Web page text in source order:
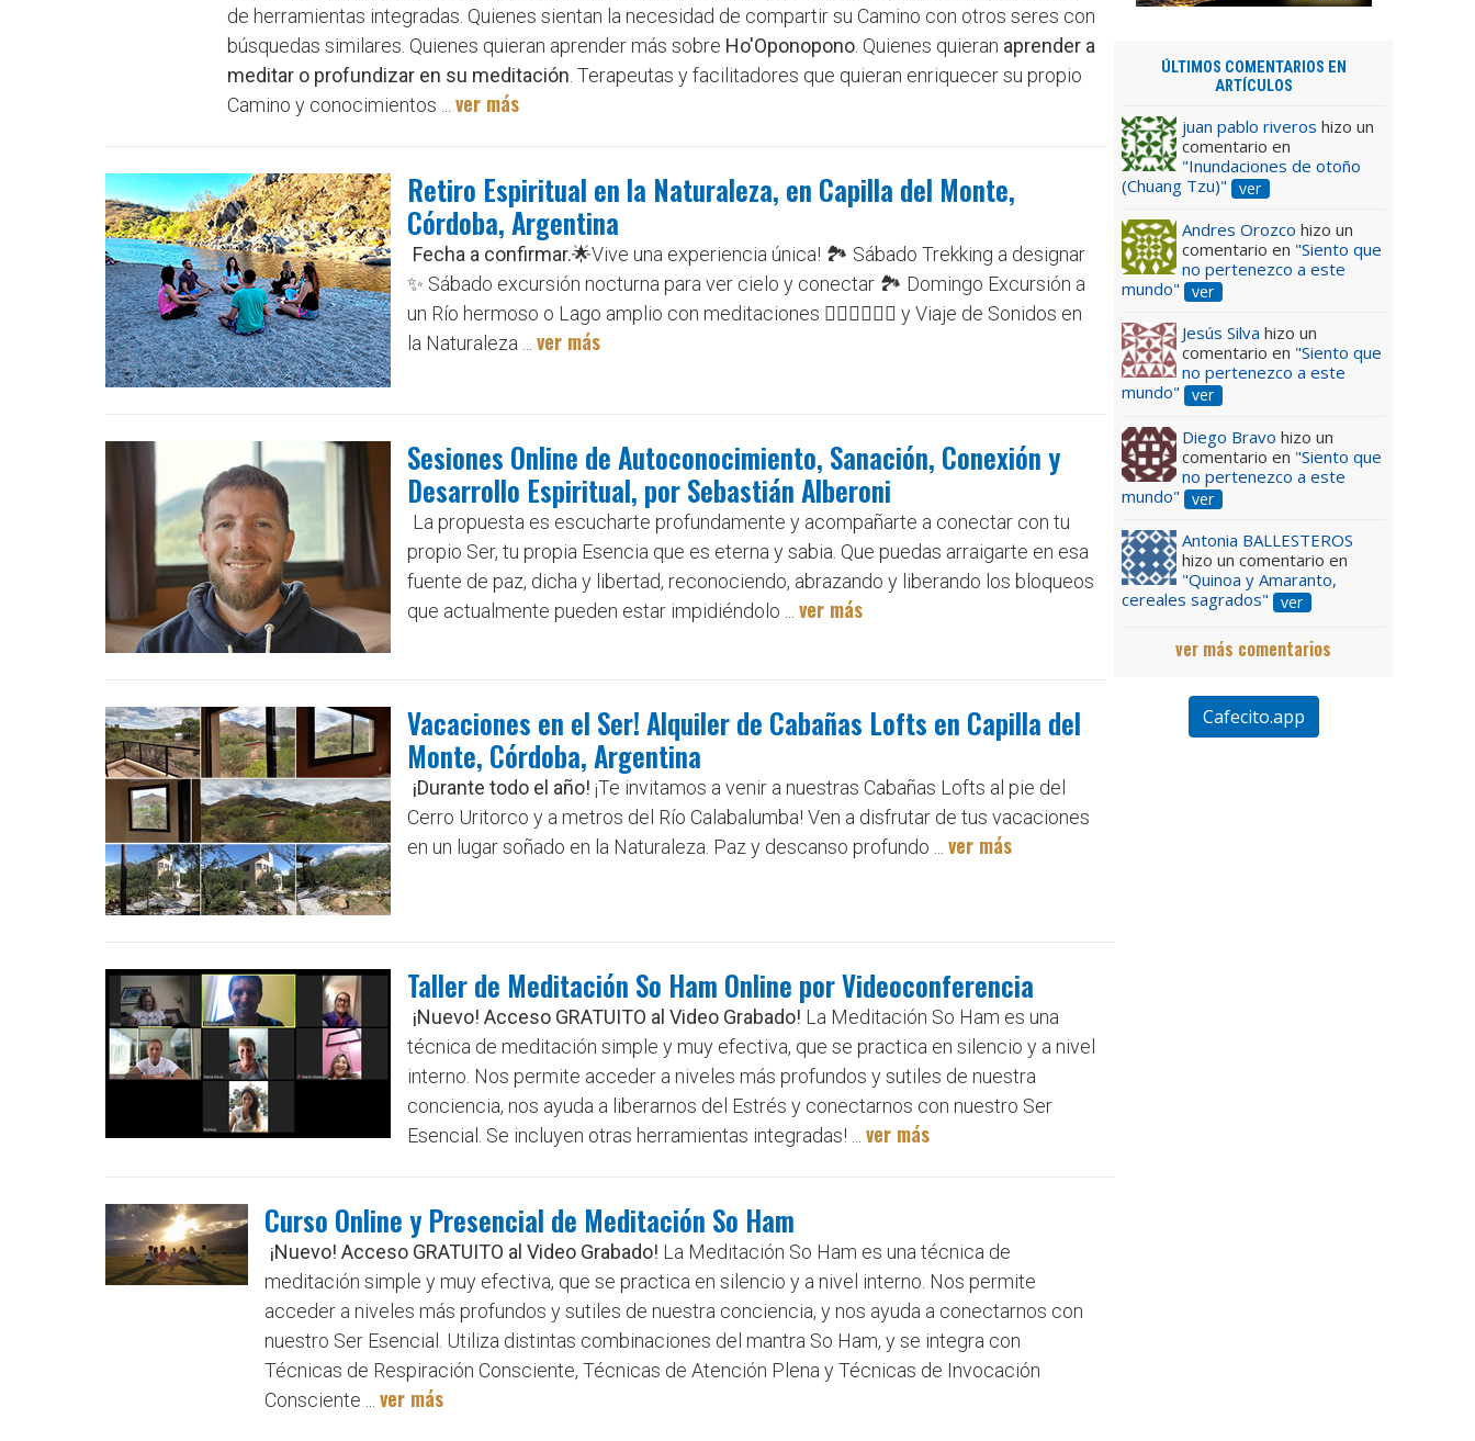
de herramientas integradas. Quienes sientan la necesidad de compartir su Camino con otros seres con
búsquedas similares. Quienes quieran aprender más sobre Ho'Oponopono. Quienes quieran aprender a
meditar o profundizar en su meditación. Terapeutas y facilitadores que quieran enriquecer su propio
Camino y conocimientos ... ver más
Retiro Espiritual en la Naturaleza, en Capilla del Monte,
Córdoba, Argentina
Fecha a confirmar.🌟Vive una experiencia única! 🏞️ Sábado Trekking a designar
✨ Sábado excursión nocturna para ver cielo y conectar 🏞️ Domingo Excursión a
un Río hermoso o Lago amplio con meditaciones 🧘🏼‍♂️🧘🏻‍♀️ y Viaje de Sonidos en
la Naturaleza ... ver más
Sesiones Online de Autoconocimiento, Sanación, Conexión y
Desarrollo Espiritual, por Sebastián Alberoni
La propuesta es escucharte profundamente y acompañarte a conectar con tu
propio Ser, tu propia Esencia que es eterna y sabia. Que puedas arraigarte en esa
fuente de paz, dicha y libertad, reconociendo, abrazando y liberando los bloqueos
que actualmente pueden estar impidiéndolo ... ver más
Vacaciones en el Ser! Alquiler de Cabañas Lofts en Capilla del
Monte, Córdoba, Argentina
¡Durante todo el año! ¡Te invitamos a venir a nuestras Cabañas Lofts al pie del
Cerro Uritorco y a metros del Río Calabalumba! Ven a disfrutar de tus vacaciones
en un lugar soñado en la Naturaleza. Paz y descanso profundo ... ver más
Taller de Meditación So Ham Online por Videoconferencia
¡Nuevo! Acceso GRATUITO al Video Grabado! La Meditación So Ham es una
técnica de meditación simple y muy efectiva, que se practica en silencio y a nivel
interno. Nos permite acceder a niveles más profundos y sutiles de nuestra
conciencia, nos ayuda a liberarnos del Estrés y conectarnos con nuestro Ser
Esencial. Se incluyen otras herramientas integradas! ... ver más
Curso Online y Presencial de Meditación So Ham
¡Nuevo! Acceso GRATUITO al Video Grabado! La Meditación So Ham es una técnica de
meditación simple y muy efectiva, que se practica en silencio y a nivel interno. Nos permite
acceder a niveles más profundos y sutiles de nuestra conciencia, y nos ayuda a conectarnos con
nuestro Ser Esencial. Utiliza distintas combinaciones del mantra So Ham, y se integra con
Técnicas de Respiración Consciente, Técnicas de Atención Plena y Técnicas de Invocación
Consciente ... ver más
ÚLTIMOS COMENTARIOS EN
ARTÍCULOS
juan pablo riveros hizo un
comentario en
"Inundaciones de otoño
(Chuang Tzu)"
ver
Andres Orozco hizo un
comentario en "Siento que
no pertenezco a este
mundo"
ver
Jesús Silva hizo un
comentario en "Siento que
no pertenezco a este
mundo"
ver
Diego Bravo hizo un
comentario en "Siento que
no pertenezco a este
mundo"
ver
Antonia BALLESTEROS
hizo un comentario en
"Quinoa y Amaranto,
cereales sagrados"
ver
ver más comentarios
Cafecito.app